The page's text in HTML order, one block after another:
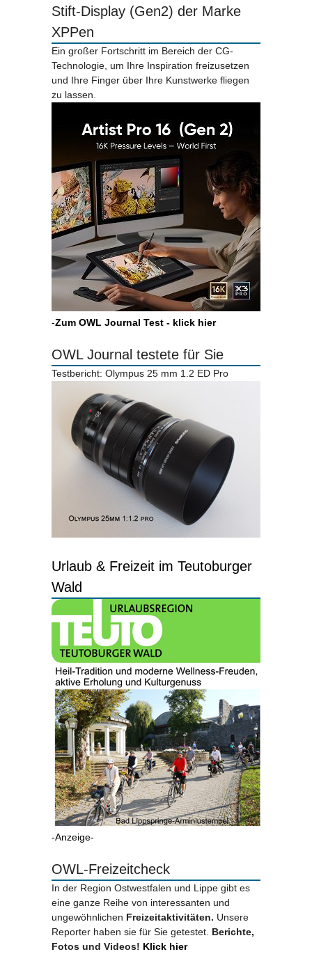
Stift-Display (Gen2) der Marke
XPPen
Ein großer Fortschritt im Bereich der CG-
Technologie, um Ihre Inspiration freizusetzen
und Ihre Finger über Ihre Kunstwerke fliegen
zu lassen.
-Zum OWL Journal Test - klick hier
OWL Journal testete für Sie
Testbericht: Olympus 25 mm 1.2 ED Pro
Urlaub & Freizeit im Teutoburger
Wald
-Anzeige-
OWL-Freizeitcheck
In der Region Ostwestfalen und Lippe gibt es
eine ganze Reihe von interessanten und
ungewöhnlichen Freizeitaktivitäten. Unsere
Reporter haben sie für Sie getestet. Berichte,
Fotos und Videos! Klick hier